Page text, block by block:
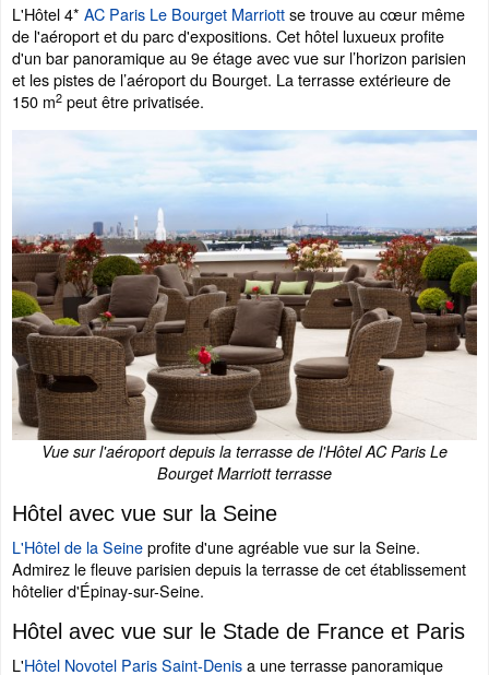
L'Hôtel 4* AC Paris Le Bourget Marriottse trouve au cœur même
de l'aéroport et du parc d'expositions. Cet hôtel luxueux profite
d'un bar panoramique au 9e étage avec vue sur l’horizon parisien
et les pistes de l’aéroport du Bourget. La terrasse extérieure de
150 m2 peut être privatisée.
Vue sur l'aéroport depuis la terrasse de l'Hôtel AC Paris Le
Bourget Marriott terrasse
Hôtel avec vue sur la Seine
L'Hôtel de la Seineprofite d'une agréable vue sur la Seine.
Admirez le fleuve parisien depuis la terrasse de cet établissement
hôtelier d'Épinay-sur-Seine.
Hôtel avec vue sur le Stade de France et Paris
L'Hôtel Novotel Paris Saint-Denisa une terrasse panoramique